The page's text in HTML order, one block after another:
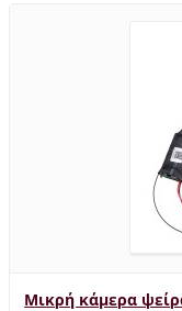
Μικρή κάμερα